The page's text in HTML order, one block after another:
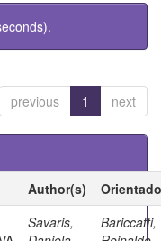
previous 1 next
Author(s)
Savaris,
Bariccatti,